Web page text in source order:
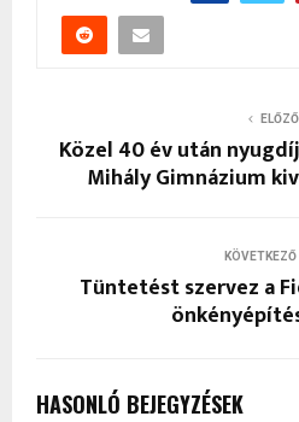
ELŐZŐ
Közel 40 év után
Mihály Gimnázium
KÖVETKEZŐ
Tüntetést szervez a
HASONLÓ BEJEGYZÉSEK